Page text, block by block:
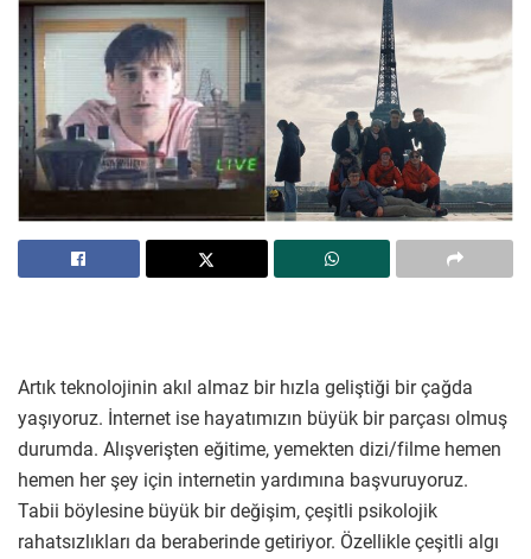
Artık teknolojinin akıl almaz bir hızla geliştiği bir çağda
yaşıyoruz. İnternet ise hayatımızın büyük bir parçası olmuş
durumda. Alışverişten eğitime, yemekten dizi/filme hemen
hemen her şey için internetin yardımına başvuruyoruz.
Tabii böylesine büyük bir değişim, çeşitli psikolojik
rahatsızlıkları da beraberinde getiriyor. Özellikle çeşitli algı